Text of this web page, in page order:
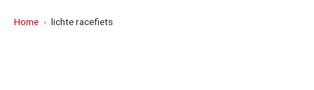
Home lichte racefiets